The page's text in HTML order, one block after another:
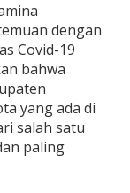
dengan
Covid-19
bahwa
yang ada di
salah satu
paling